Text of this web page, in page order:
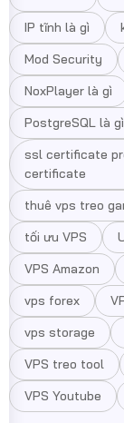
IP tĩnh là gì
Mod Security
NoxPlayer là gì
PostgreSQL là gì
ssl certificate
certificate
thuê vps treo
tối ưu VPS
VPS Amazon
vps forex
vps storage
VPS treo tool
VPS Youtube